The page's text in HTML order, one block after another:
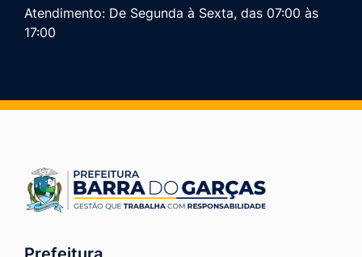
Atendimento: De Segunda à Sexta, das 07:00 às
17:00